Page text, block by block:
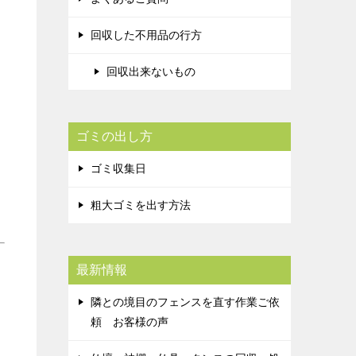
回収した不用品の行方
回収出来ないもの
ゴミの出し方
ゴミ収集日
粗大ゴミを出す方法
最新情報
隣との境目のフェンスを直す作業ご依
頼 お客様の声